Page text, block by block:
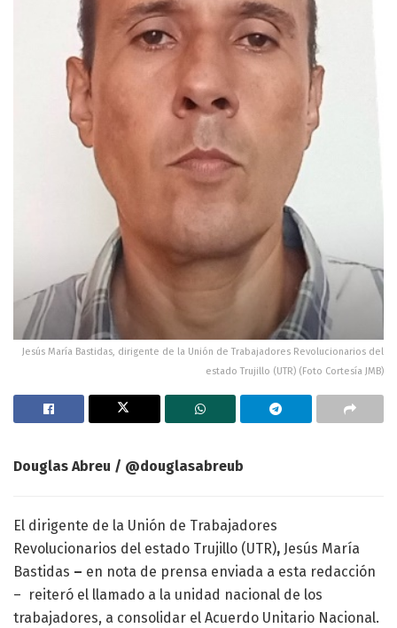
Jesús María Bastidas, dirigente de la Unión de Trabajadores Revolucionarios del
estado Trujillo (UTR) (Foto Cortesía JMB)
Douglas Abreu / @douglasabreub
El dirigente de la Unión de Trabajadores
Revolucionarios del estado Trujillo (UTR), Jesús María
Bastidas – en nota de prensa enviada a esta redacción
– reiteró el llamado a la unidad nacional de los
trabajadores, a consolidar el Acuerdo Unitario Nacional.